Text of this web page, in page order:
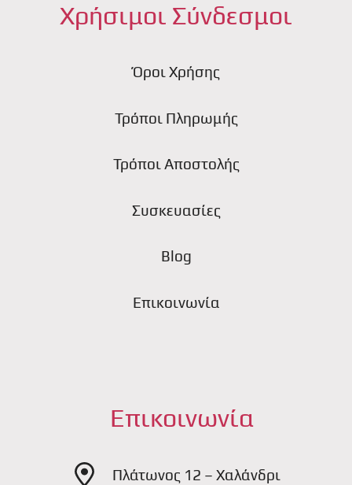
Χρήσιμοι Σύνδεσμοι
Όροι Χρήσης
Τρόποι Πληρωμής
Τρόποι Αποστολής
Συσκευασίες
Blog
Επικοινωνία
Επικοινωνία
Πλάτωνος 12 – Χαλάνδρι